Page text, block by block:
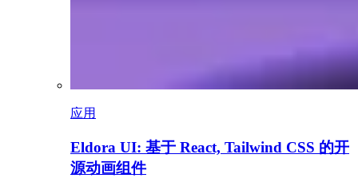
应用
Eldora UI: 基于 React, Tailwind CSS 的开
源动画组件